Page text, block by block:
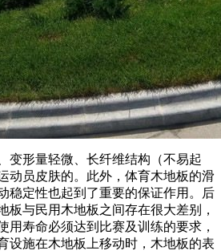
形量轻微、长纤维结构（不易起
动员皮肤的。此外，体育木地板的滑
稳定性也起到了重要的保证作用。后
板与民用木地板之间存在很大差别，
用寿命必须达到比赛及训练的要求，
设施在木地板上移动时，木地板的表